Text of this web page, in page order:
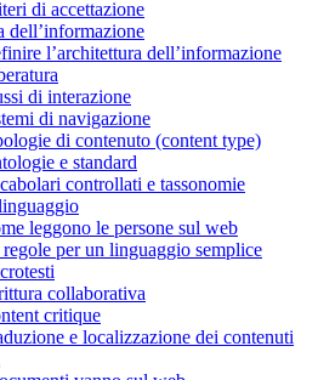
di accettazione
dell’informazione
l’architettura dell’informazione
di interazione
di navigazione
di contenuto (content type)
e standard
controllati e tassonomie
leggono le persone sul web
per un linguaggio semplice
collaborativa
critique
e localizzazione dei contenuti